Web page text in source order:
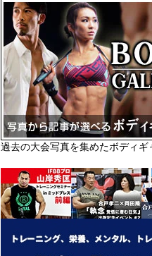
過去の大会写真を集めたボディギ